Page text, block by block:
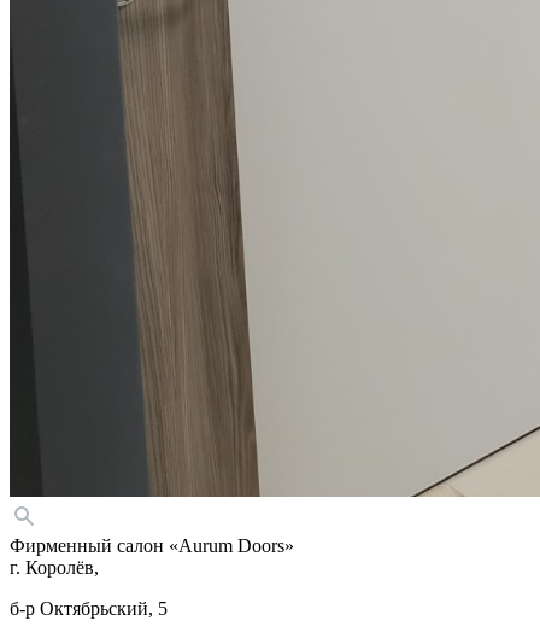
Фирменный салон «Aurum Doors»
г. Королёв,
б-р Октябрьский, 5